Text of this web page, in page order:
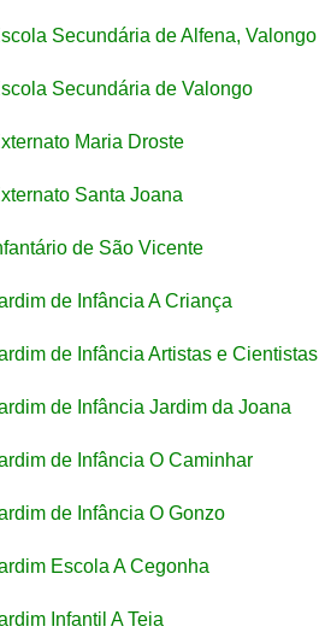
Secundária de Alfena, Valongo
Secundária de Valongo
Maria Droste
Santa Joana
de São Vicente
de Infância A Criança
de Infância Artistas e Cientistas
de Infância Jardim da Joana
de Infância O Caminhar
de Infância O Gonzo
Escola A Cegonha
Infantil A Teia